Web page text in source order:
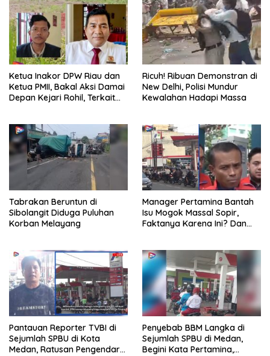
Ketua Inakor DPW Riau dan
Ketua PMII, Bakal Aksi Damai
Depan Kejari Rohil, Terkait
Ricuh! Ribuan Demonstran di
New Delhi, Polisi Mundur
Kewalahan Hadapi Massa
Tabrakan Beruntun di
Sibolangit Diduga Puluhan
Korban Melayang
Manager Pertamina Bantah
Isu Mogok Massal Sopir,
Faktanya Karena Ini? Dan
Pantauan Reporter TVBI di
Sejumlah SPBU di Kota
Medan, Ratusan Pengendara
Penyebab BBM Langka di
Sejumlah SPBU di Medan,
Begini Kata Pertamina,